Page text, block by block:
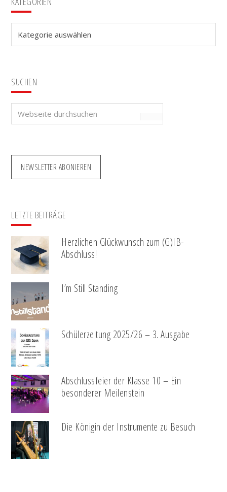
Seitenspalte
SUCHEN
Webseite
durchsuchen
NEWSLETTER ABONIEREN
LETZTE BEITRÄGE
Herzlichen Glückwunsch zum (G)IB-
Abschluss!
I’m Still Standing
Schülerzeitung 2025/26 – 3. Ausgabe
Abschlussfeier der Klasse 10 – Ein
besonderer Meilenstein
Die Königin der Instrumente zu Besuch